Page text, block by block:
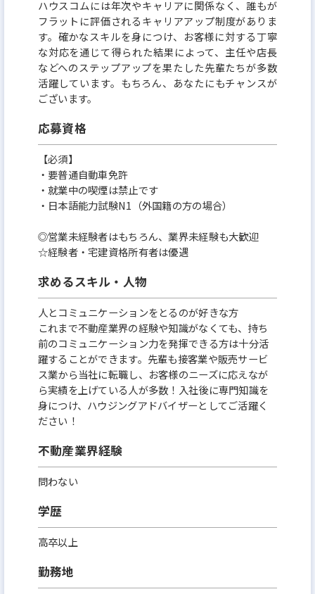
ハウスコムには年次やキャリアに関係なく、誰もが
フラットに評価されるキャリアアップ制度がありま
す。確かなスキルを身につけ、お客様に対する丁寧
な対応を通じて得られた結果によって、主任や店長
などへのステップアップを果たした先輩たちが多数
活躍しています。もちろん、あなたにもチャンスが
ございます。
応募資格
【必須】
・要普通自動車免許
・就業中の喫煙は禁止です
・日本語能力試験N1（外国籍の方の場合）
◎営業未経験者はもちろん、業界未経験も大歓迎
☆経験者・宅建資格所有者は優遇
求めるスキル・人物
人とコミュニケーションをとるのが好きな方
これまで不動産業界の経験や知識がなくても、持ち
前のコミュニケーション力を発揮できる方は十分活
躍することができます。先輩も接客業や販売サービ
ス業から当社に転職し、お客様のニーズに応えなが
ら実績を上げている人が多数！入社後に専門知識を
身につけ、ハウジングアドバイザーとしてご活躍く
ださい！
不動産業界経験
問わない
学歴
高卒以上
勤務地